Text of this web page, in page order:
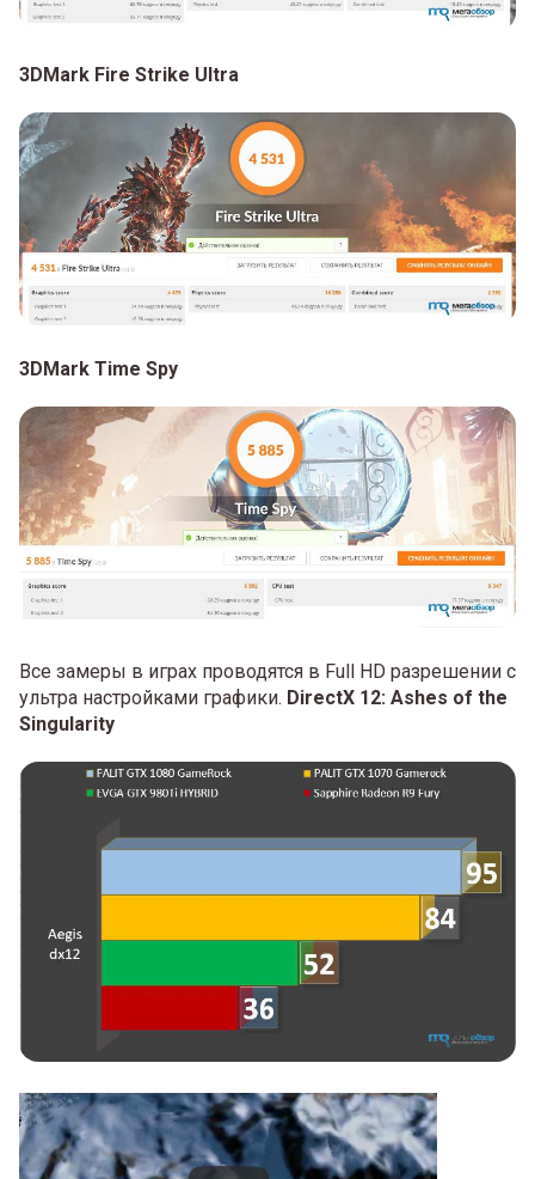
3DMark Fire Strike Ultra
3DMark Time Spy
Все замеры в играх проводятся в Full HD разрешении с
ультра настройками графики. DirectX 12: Ashes of the
Singularity